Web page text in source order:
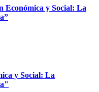
Económica y Social: La
y Social: La